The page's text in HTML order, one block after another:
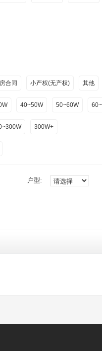
合同 小产权(无产权) 其他
40~50W 50~60W
300W+
户型: